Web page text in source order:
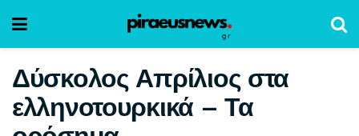
Δύσκολος Απρίλιος στα
ελληνοτουρκικά – Τα